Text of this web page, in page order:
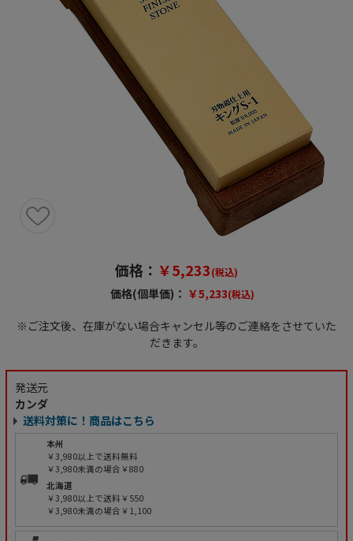
価格： ￥5,233(税込)
価格(個単価)： ￥5,233(税込)
※ご注文後、在庫がない場合キャンセル等のご連絡をさせていた
だきます。
発送元
カンダ
送料対策に！商品はこちら
本州
￥3,980以上で送料無料
￥3,980未満の場合￥880
北海道
￥3,980以上で送料￥550
￥3,980未満の場合￥1,100